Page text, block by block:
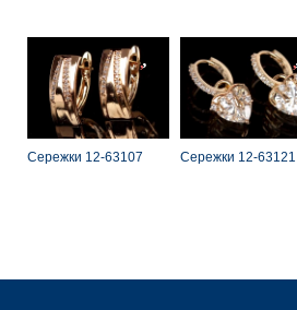
Сережки 12-63107 Сережки 12-63121